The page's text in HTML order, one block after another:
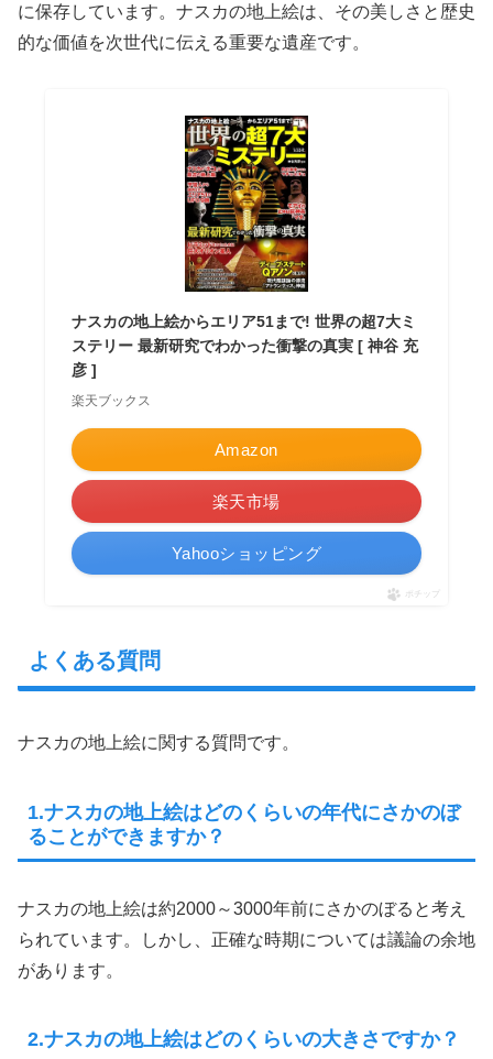
に保存しています。ナスカの地上絵は、その美しさと歴史
的な価値を次世代に伝える重要な遺産です。
ナスカの地上絵からエリア51まで! 世界の超7大ミ
ステリー 最新研究でわかった衝撃の真実 [ 神谷 充
彦 ]
楽天ブックス
Amazon
楽天市場
Yahooショッピング
ポチップ
よくある質問
ナスカの地上絵に関する質問です。
1.ナスカの地上絵はどのくらいの年代にさかのぼ
ることができますか？
ナスカの地上絵は約2000～3000年前にさかのぼると考え
られています。しかし、正確な時期については議論の余地
があります。
2.ナスカの地上絵はどのくらいの大きさですか？